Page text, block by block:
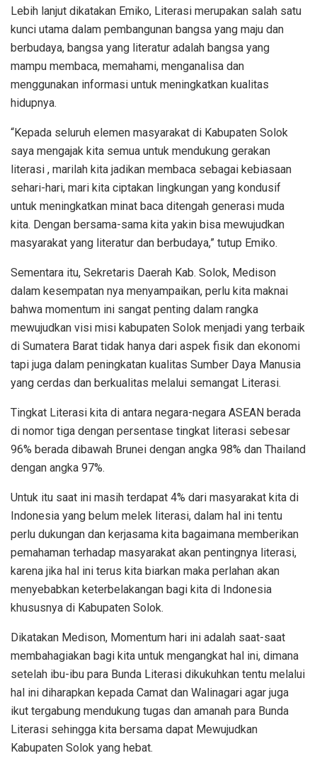
Lebih lanjut dikatakan Emiko, Literasi merupakan salah satu
kunci utama dalam pembangunan bangsa yang maju dan
berbudaya, bangsa yang literatur adalah bangsa yang
mampu membaca, memahami, menganalisa dan
menggunakan informasi untuk meningkatkan kualitas
hidupnya.
“Kepada seluruh elemen masyarakat di Kabupaten Solok
saya mengajak kita semua untuk mendukung gerakan
literasi , marilah kita jadikan membaca sebagai kebiasaan
sehari-hari, mari kita ciptakan lingkungan yang kondusif
untuk meningkatkan minat baca ditengah generasi muda
kita. Dengan bersama-sama kita yakin bisa mewujudkan
masyarakat yang literatur dan berbudaya,” tutup Emiko.
Sementara itu, Sekretaris Daerah Kab. Solok, Medison
dalam kesempatan nya menyampaikan, perlu kita maknai
bahwa momentum ini sangat penting dalam rangka
mewujudkan visi misi kabupaten Solok menjadi yang terbaik
di Sumatera Barat tidak hanya dari aspek fisik dan ekonomi
tapi juga dalam peningkatan kualitas Sumber Daya Manusia
yang cerdas dan berkualitas melalui semangat Literasi.
Tingkat Literasi kita di antara negara-negara ASEAN berada
di nomor tiga dengan persentase tingkat literasi sebesar
96% berada dibawah Brunei dengan angka 98% dan Thailand
dengan angka 97%.
Untuk itu saat ini masih terdapat 4% dari masyarakat kita di
Indonesia yang belum melek literasi, dalam hal ini tentu
perlu dukungan dan kerjasama kita bagaimana memberikan
pemahaman terhadap masyarakat akan pentingnya literasi,
karena jika hal ini terus kita biarkan maka perlahan akan
menyebabkan keterbelakangan bagi kita di Indonesia
khususnya di Kabupaten Solok.
Dikatakan Medison, Momentum hari ini adalah saat-saat
membahagiakan bagi kita untuk mengangkat hal ini, dimana
setelah ibu-ibu para Bunda Literasi dikukuhkan tentu melalui
hal ini diharapkan kepada Camat dan Walinagari agar juga
ikut tergabung mendukung tugas dan amanah para Bunda
Literasi sehingga kita bersama dapat Mewujudkan
Kabupaten Solok yang hebat.